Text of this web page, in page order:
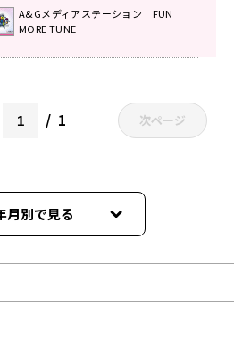
ん（2024.3/30 OA #53）
A&Gメディアステーション FUN
MORE TUNE
1 次ページ
月別で見る